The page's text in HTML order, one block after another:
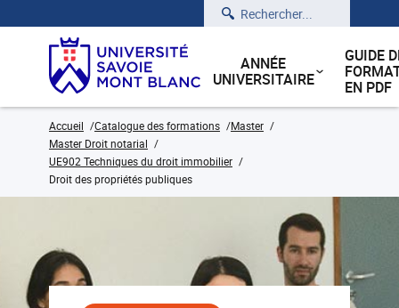
Rechercher
ANNÉE
UNIVERSITAIRE
GUIDE
EN PDF
Accueil Catalogue des formations
Master
Master Droit notarial
UE902 Techniques du droit immobilier
Droit des propriétés publiques